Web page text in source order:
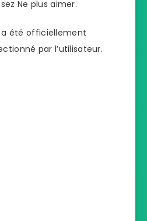
Ne plus aimer.
a été officiellement
par l’utilisateur.